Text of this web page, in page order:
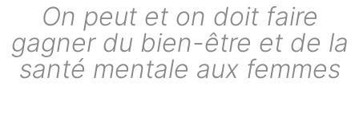
On peut et on doit faire
gagner du bien-être et de la
santé mentale aux femmes